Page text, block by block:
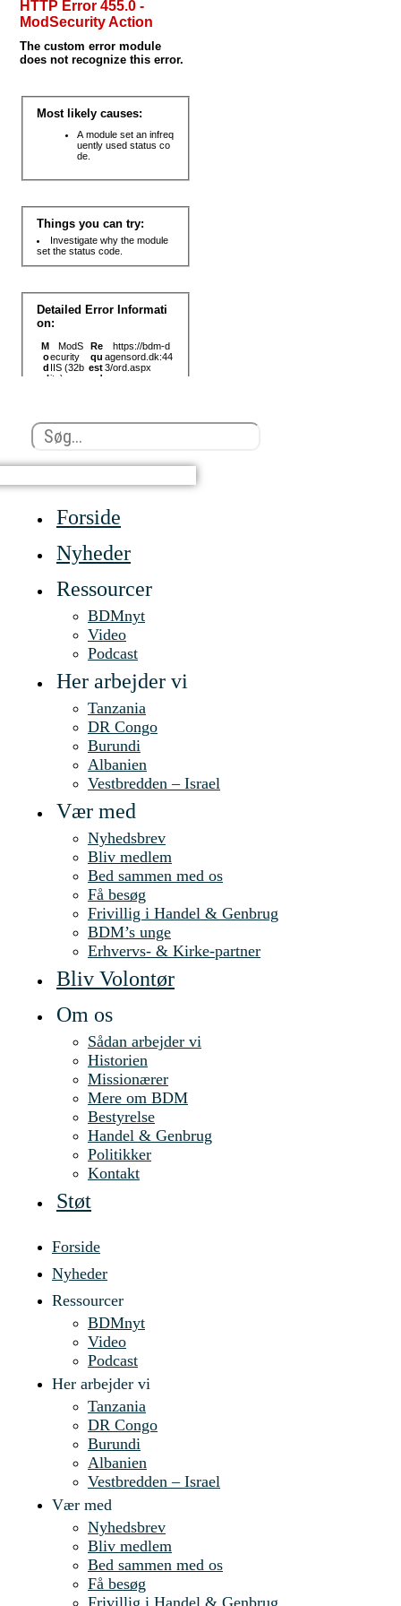
Search
...
Forside
Nyheder
Ressourcer
BDMnyt
Video
Podcast
Her arbejder vi
Tanzania
DR Congo
Burundi
Albanien
Vestbredden – Israel
Vær med
Nyhedsbrev
Bliv medlem
Bed sammen med os
Få besøg
Frivillig i Handel & Genbrug
BDM’s unge
Erhvervs- & Kirke-partner
Bliv Volontør
Om os
Sådan arbejder vi
Historien
Missionærer
Mere om BDM
Bestyrelse
Handel & Genbrug
Politikker
Kontakt
Støt
Forside
Nyheder
Ressourcer
BDMnyt
Video
Podcast
Her arbejder vi
Tanzania
DR Congo
Burundi
Albanien
Vestbredden – Israel
Vær med
Nyhedsbrev
Bliv medlem
Bed sammen med os
Få besøg
Frivillig i Handel & Genbrug